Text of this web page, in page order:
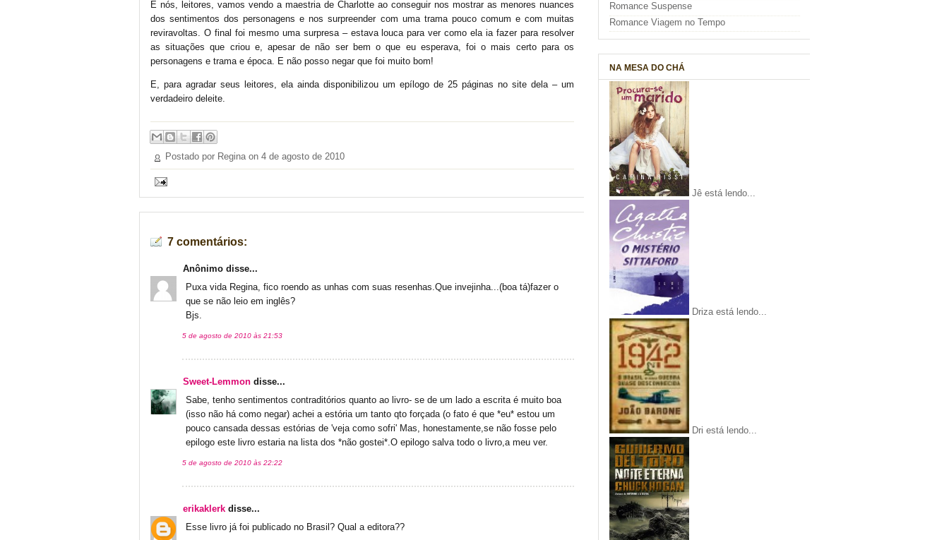
E nós, leitores, vamos vendo a maestria de Charlotte ao conseguir nos mostrar as menores nuances
dos sentimentos dos personagens e nos surpreender com uma trama pouco comum e com muitas
reviravoltas. O final foi mesmo uma surpresa – estava louca para ver como ela ia fazer para resolver
as situações que criou e, apesar de não ser bem o que eu esperava, foi o mais certo para os
personagens e trama e época. E não posso negar que foi muito bom!
E, para agradar seus leitores, ela ainda disponibilizou um epílogo de 25 páginas no site dela – um
verdadeiro deleite.
Postado por Regina on 4 de agosto de 2010
7 comentários:
Anônimo disse...
Puxa vida Regina, fico roendo as unhas com suas resenhas.Que invejinha...(boa tá)fazer o
que se não leio em inglês?
Bjs.
5 de agosto de 2010 às 21:53
Sweet-Lemmon disse...
Sabe, tenho sentimentos contraditórios quanto ao livro- se de um lado a escrita é muito boa
(isso não há como negar) achei a estória um tanto qto forçada (o fato é que *eu* estou um
pouco cansada dessas estórias de 'veja como sofri' Mas, honestamente,se não fosse pelo
epilogo este livro estaria na lista dos *não gostei*.O epilogo salva todo o livro,a meu ver.
5 de agosto de 2010 às 22:22
erikaklerk disse...
Esse livro já foi publicado no Brasil? Qual a editora??
Romance Suspense
Romance Viagem no Tempo
NA MESA DO CHÁ
Jê está lendo...
Driza está lendo...
Dri está lendo...